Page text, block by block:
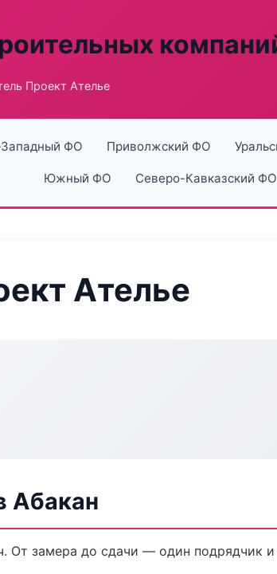
Проект Ателье
ФО Приволжский ФО
Южный ФО Северо-Кавказский ФО
Ателье
Абакан
замера до сдачи — один подрядчик и